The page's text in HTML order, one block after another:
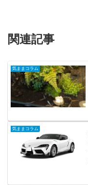
関連記事
気ままコラム
気ままコラム